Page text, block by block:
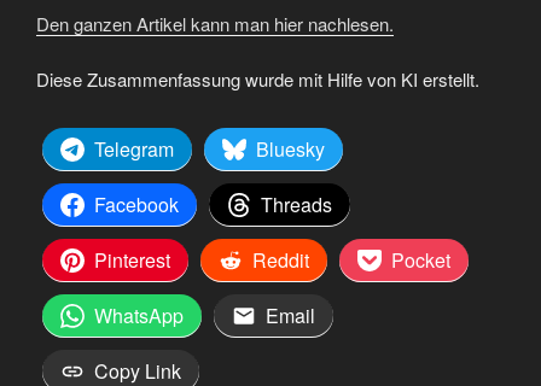
Den ganzen Artikel kann man hier nachlesen.
Diese Zusammenfassung wurde mit Hilfe von KI erstellt.
Telegram
Bluesky
Facebook
Threads
Pinterest
Reddit
Pocket
WhatsApp
Email
Copy Link